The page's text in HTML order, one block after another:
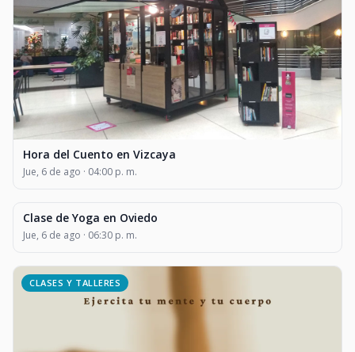
Hora del Cuento en Vizcaya
Jue, 6 de ago · 04:00 p. m.
CLASES Y TALLERES
Clase de Yoga en Oviedo
Jue, 6 de ago · 06:30 p. m.
CLASES Y TALLERES